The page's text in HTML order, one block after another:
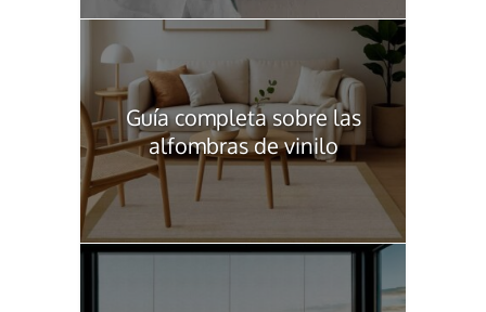
Guía completa sobre las
alfombras de vinilo